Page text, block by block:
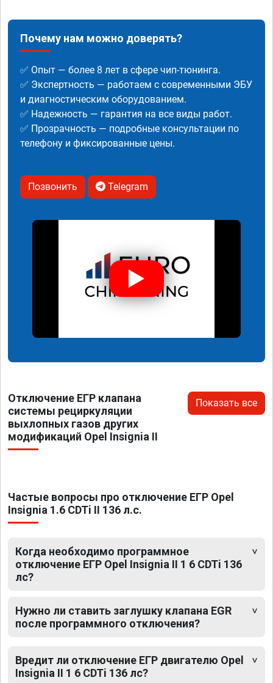
Почему нам можно доверять?
✅ Опыт — более 8 лет в сфере чип-тюнинга.
✅ Экспертность — работаем с современными ЭБУ
и диагностическим оборудованием.
✅ Надежность — гарантия на все виды работ.
✅ Прозрачность — подробные консультации по
телефону и фиксированные цены.
Позвонить Telegram
Отключение ЕГР клапана
системы рециркуляции
выхлопных газов других
модификаций Opel Insignia II
Показать все
Частые вопросы про отключение ЕГР Opel
Insignia 1.6 CDTi II 136 л.с.
Когда необходимо программное
отключение ЕГР Opel Insignia II 1 6 CDTi 136
лс?
Нужно ли ставить заглушку клапана EGR
после программного отключения?
Вредит ли отключение ЕГР двигателю Opel
Insignia II 1 6 CDTi 136 лс?